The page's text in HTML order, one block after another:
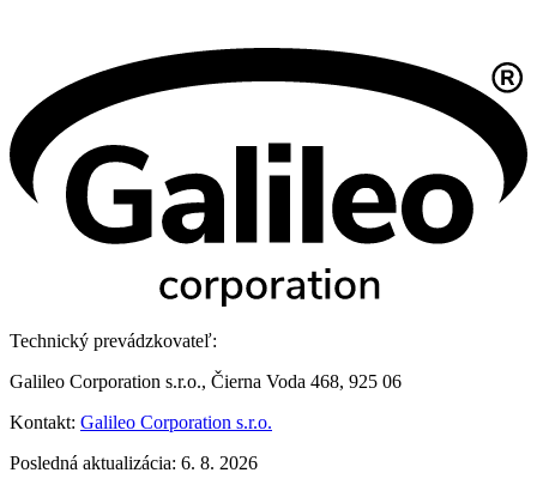
Technický prevádzkovateľ:
Galileo Corporation s.r.o., Čierna Voda 468, 925 06
Kontakt: Galileo Corporation s.r.o.
Posledná aktualizácia: 6. 8. 2026